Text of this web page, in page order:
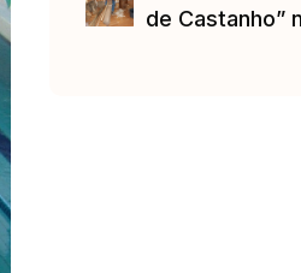
de Castanho”